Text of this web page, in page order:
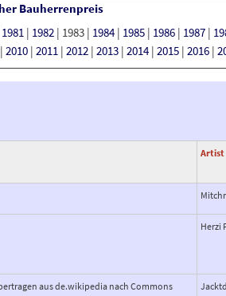
Bauherrenpreis
1981 | 1982 | 1983 | 1984 | 1985 | 1986 | 1987 |
| 2010 | 2011 | 2012 | 2013 | 2014 | 2015 | 2016 |
Artist
Herzi
aus de.wikipedia nach Commons
Jacktd